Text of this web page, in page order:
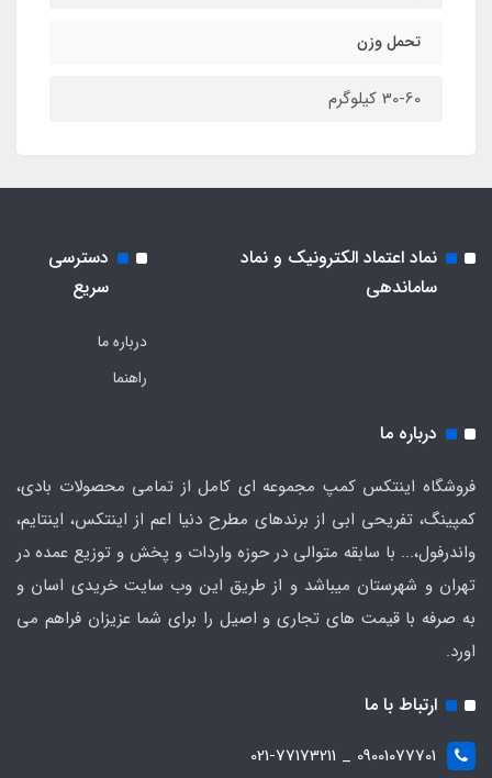
تحمل وزن
30-60 کیلوگرم
نماد اعتماد الکترونیک و نماد
ساماندهی
دسترسی
سریع
درباره ما
راهنما
درباره ما
فروشگاه اینتکس کمپ مجموعه ای کامل از تمامی محصولات بادی،
کمپینگ، تفریحی ابی از برندهای مطرح دنیا اعم از اینتکس، اینتایم،
واندرفول،... با سابقه متوالی در حوزه واردات و پخش و توزیع عمده در
تهران و شهرستان میباشد و از طریق این وب سایت خریدی اسان و
به صرفه با قیمت های تجاری و اصیل را برای شما عزیزان فراهم می
اورد.
ارتباط با ما
09001077701 _ 021-77173211